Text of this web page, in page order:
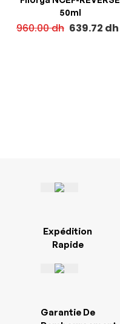
50ml
960.00dh 639.72 dh
Expédition
Rapide
Garantie De